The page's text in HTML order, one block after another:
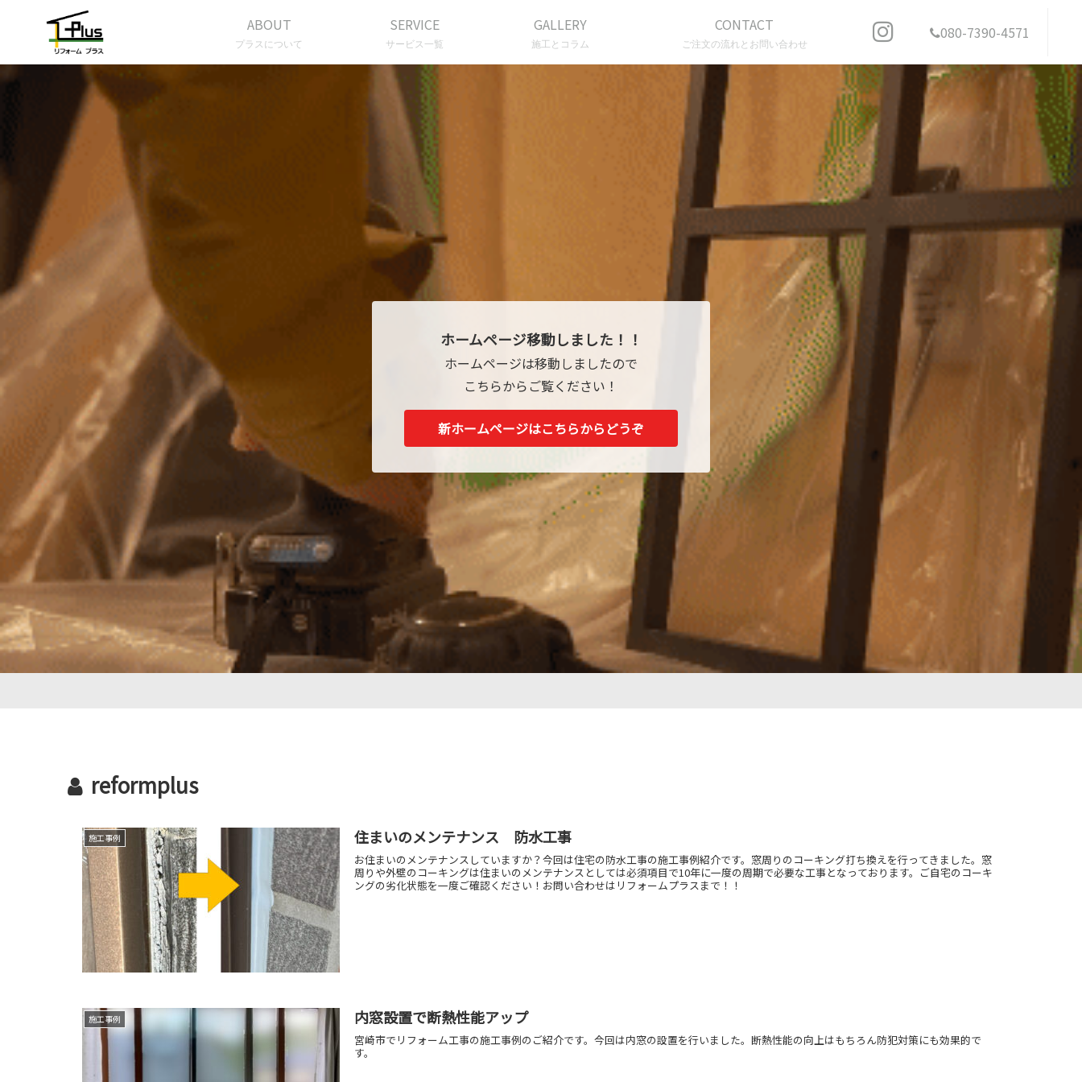
ABOUT
プラスについて
SERVICE
サービス一覧
GALLERY
施工とコラム
CONTACT
ご注文の流れとお問い合わせ
080-7390-4571
ホームページ移動しました！！
ホームページは移動しましたので
こちらからご覧ください！
新ホームページはこちらからどうぞ
reformplus
施工事例 住まいのメンテナンス 防水工事
お住まいのメンテナンスしていますか？今回は住宅の防水工事の施工事例紹介です。窓周りのコーキング打ち換えを行ってきました。窓
周りや外壁のコーキングは住まいのメンテナンスとしては必須項目で10年に一度の周期で必要な工事となっております。ご自宅のコーキ
ングの劣化状態を一度ご確認ください！お問い合わせはリフォームプラスまで！！
施工事例 内窓設置で断熱性能アップ
宮崎市でリフォーム工事の施工事例のご紹介です。今回は内窓の設置を行いました。断熱性能の向上はもちろん防犯対策にも効果的で
す。